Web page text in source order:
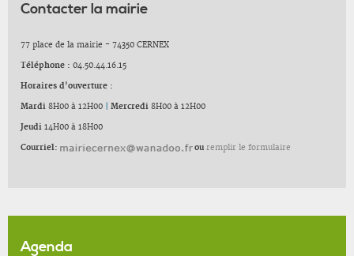
Contacter la mairie
77 place de la mairie - 74350 CERNEX
Téléphone : 04.50.44.16.15
Horaires d'ouverture :
Mardi 8H00 à 12H00 Mercredi 8H00 à 12H00
Jeudi 14H00 à 18H00
Courriel: ou remplir le formulaire
Agenda